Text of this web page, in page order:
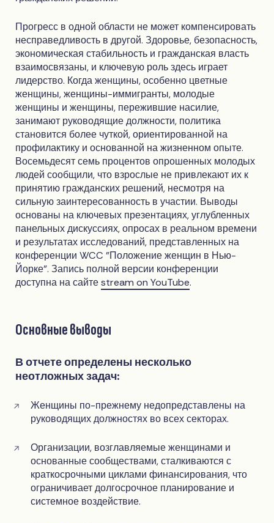
Прогресс в одной области не может компенсировать
несправедливость в другой. Здоровье, безопасность,
экономическая стабильность и гражданская власть
взаимосвязаны, и ключевую роль здесь играет
лидерство. Когда женщины, особенно цветные
женщины, женщины-иммигранты, молодые
женщины и женщины, пережившие насилие,
занимают руководящие должности, политика
становится более чуткой, ориентированной на
профилактику и основанной на жизненном опыте.
Восемьдесят семь процентов опрошенных молодых
людей сообщили, что взрослые не привлекают их к
принятию гражданских решений, несмотря на
сильную заинтересованность в участии. Выводы
основаны на ключевых презентациях, углубленных
панельных дискуссиях, опросах в реальном времени
и результатах исследований, представленных на
конференции WCC "Положение женщин в Нью-
Йорке". Запись полной версии конференции
доступна на сайтеstream on YouTube.
Основные выводы
В отчете определены несколько
неотложных задач:
Женщины по-прежнему недопредставлены на
руководящих должностях во всех секторах.
Организации, возглавляемые женщинами и
основанные сообществами, сталкиваются с
краткосрочными циклами финансирования, что
ограничивает долгосрочное планирование и
системное воздействие.